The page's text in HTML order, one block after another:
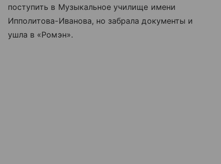
поступить в Музыкальное училище имени
Ипполитова-Иванова, но забрала документы и
ушла в «Ромэн».